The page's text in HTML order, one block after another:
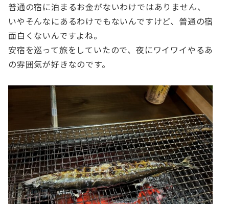
普通の宿に泊まるお金がないわけではありません、
いやそんなにあるわけでもないんですけど、普通の宿
面白くないんですよね。
安宿を巡って旅をしていたので、夜にワイワイやるあ
の雰囲気が好きなのです。